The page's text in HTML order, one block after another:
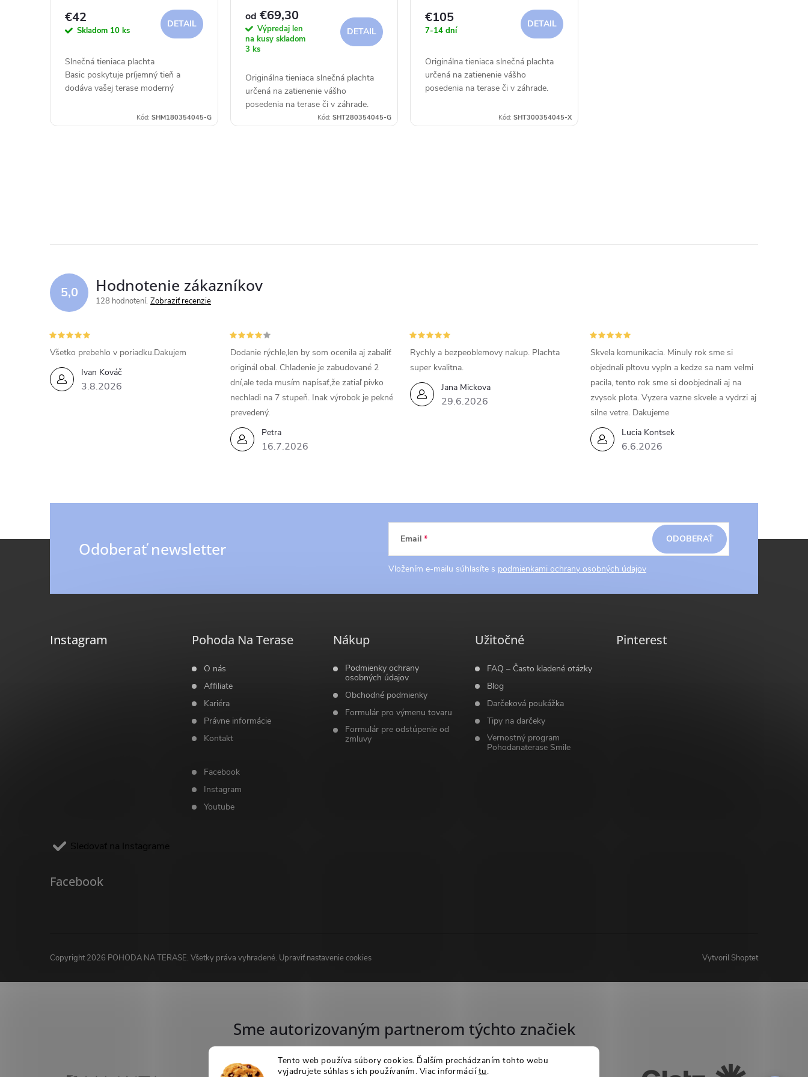
Tento web používa súbory cookies. Ďalším prechádzaním tohto webu
vyjadrujete súhlas s ich používaním. Viac informáciítu.
€42
Skladom 10 ks
DETAIL
Slnečná tieniaca plachta
Basic poskytuje príjemný tieň a
dodáva vašej terase moderný
Kód: SHM180354045-G
4 x 4,5 m - 250g
od €69,30
Výpredaj len
na kusy skladom
3 ks
DETAIL
Originálna tieniaca slnečná plachta
určená na zatienenie vášho
posedenia na terase či v záhrade.
Kód: SHT280354045-G
4 x 4,5 m - 300g
€105
7-14 dní
DETAIL
Originálna tieniaca slnečná plachta
určená na zatienenie vášho
posedenia na terase či v záhrade.
Kód: SHT300354045-X
d
a
c
i
e
p
ý
i
u
5,0 Hodnotenie zákazníkov
128 hodnotení Zobraziť recenzie
Ivan Kováč
3.8.2026
Všetko prebehlo v poriadku.Dakujem
Petra
16.7.2026
Dodanie rýchle,len by som ocenila aj zabaliť
originál obal. Chladenie je zabudované 2
dní,ale teda musím napísať,že zatiaľ pivko
nechladi na 7 stupeň. Inak výrobok je pekné
prevedený.
Jana Mickova
29.6.2026
Rychly a bezpeoblemovy nakup. Plachta
super kvalitna.
Lucia Kontsek
6.6.2026
Skvela komunikacia. Minuly rok sme si
objednali pltovu vypln a kedze sa nam velmi
pacila, tento rok sme si doobjednali aj na
zvysok plota. Vyzera vazne skvele a vydrzi aj
silne vetre. Dakujeme
Odoberať newsletter Email
Vložením e-mailu súhlasíte s podmienkami ochrany osobných údajov
ODOBERAŤ
Instagram
Sledovať na Instagrame
Pohoda Na Terase
O nás
Affiliate
Kariéra
Právne informácie
Kontakt
Facebook
Instagram
Youtube
Nákup
Podmienky ochrany
osobných údajov
Obchodné podmienky
Formulár pro výmenu tovaru
Formulár pre odstúpenie od
zmluvy
Užitočné
FAQ – Často kladené otázky
Blog
Darčeková poukážka
Tipy na darčeky
Vernostný program
Pohodanaterase Smile
Pinterest
Facebook
Vytvoril Shoptet
Copyright 2026 POHODA NA TERASE. Všetky práva vyhradené. Upraviť nastavenie cookies
Sme autorizovaným partnerom týchto značiek